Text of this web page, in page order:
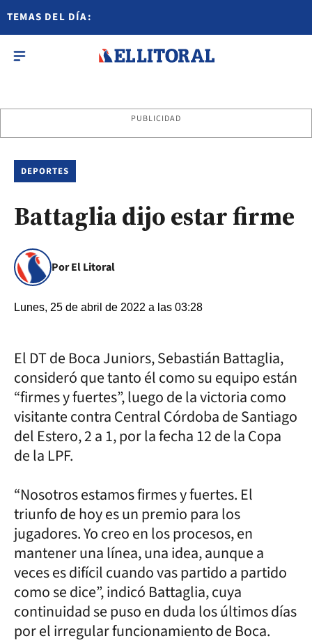
TEMAS DEL DÍA:
PUBLICIDAD
DEPORTES
Battaglia dijo estar firme
Por El Litoral
Lunes, 25 de abril de 2022 a las 03:28
El DT de Boca Juniors, Sebastián Battaglia,
consideró que tanto él como su equipo están
“firmes y fuertes”, luego de la victoria como
visitante contra Central Córdoba de Santiago
del Estero, 2 a 1, por la fecha 12 de la Copa
de la LPF.
“Nosotros estamos firmes y fuertes. El
triunfo de hoy es un premio para los
jugadores. Yo creo en los procesos, en
mantener una línea, una idea, aunque a
veces es difícil cuando vas partido a partido
como se dice”, indicó Battaglia, cuya
continuidad se puso en duda los últimos días
por el irregular funcionamiento de Boca.